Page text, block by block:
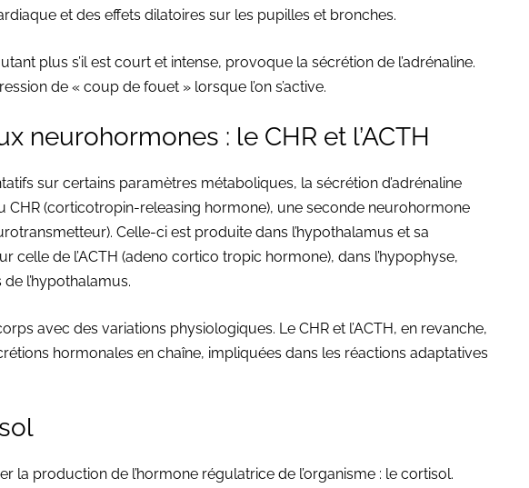
et des effets dilatoires sur les pupilles et bronches.
plus s’il est court et intense, provoque la sécrétion de l’adrénaline.
de « coup de fouet » lorsque l’on s’active.
neurohormones : le CHR et l’ACTH
sur certains paramètres métaboliques, la sécrétion d’adrénaline
CHR (corticotropin-releasing hormone), une seconde neurohormone
Celle-ci est produite dans l’hypothalamus et sa
celle de l’ACTH (adeno cortico tropic hormone), dans l’hypophyse,
l’hypothalamus.
avec des variations physiologiques. Le CHR et l’ACTH, en revanche,
hormonales en chaîne, impliquées dans les réactions adaptatives
la production de l’hormone régulatrice de l’organisme : le cortisol.